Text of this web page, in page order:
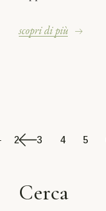
scopri di più
2 3 4 5
Cerca